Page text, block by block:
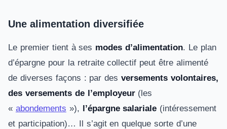
Une alimentation diversifiée
Le premier tient à ses modes d’alimentation. Le plan
d’épargne pour la retraite collectif peut être alimenté
de diverses façons : par desversements volontaires,
des versements de l’employeur(les
« abondements »), l’épargne salariale (intéressement
et participation)… Il s’agit en quelque sorte d’une